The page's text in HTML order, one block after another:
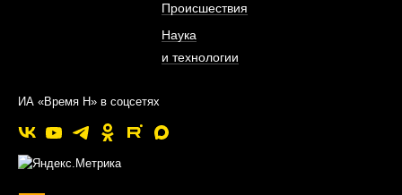
Происшествия
Наука
и технологии
ИА «Время Н» в соцсетях